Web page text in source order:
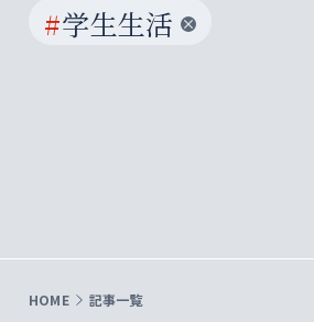
#学生生活
HOME 記事一覧